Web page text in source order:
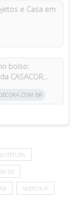
e Casa em
bolso:
CASACOR
3D
SKETCHUP